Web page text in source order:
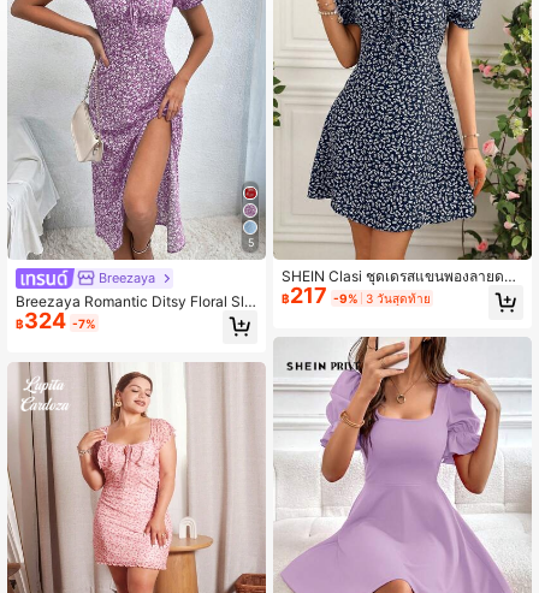
4.91 2.4M ผู้ติดตาม
4.91 2.4M ผู้ติดตาม
5
Breezaya
Breezaya Romantic Ditsy Floral Slit
Hem ชุดเดรสผูกโบว์ด้านหน้าสุดหรู
฿324 -7%
SHEIN Clasi ชุดเดรสแขนพองลายดอก
ไม้ คอรูปหัวใจ สำหรับฤดูร้อน
฿217 -9% 3 วันสุดท้าย